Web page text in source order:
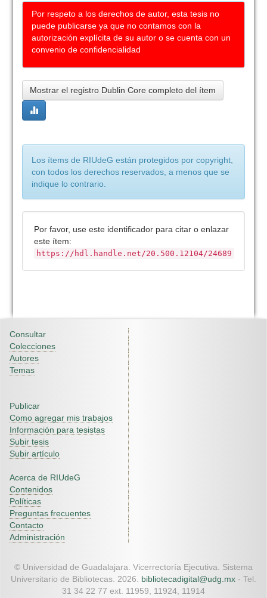
Por respeto a los derechos de autor, esta tesis no
puede publicarse ya que no contamos con la
autorización explícita de su autor o se cuenta con un
convenio de confidencialidad
Mostrar el registro Dublin Core completo del ítem
Los ítems de RIUdeG están protegidos por copyright,
con todos los derechos reservados, a menos que se
indique lo contrario.
Por favor, use este identificador para citar o enlazar
este ítem:
https://hdl.handle.net/20.500.12104/24689
Consultar
Colecciones
Autores
Temas
Publicar
Como agregar mis trabajos
Información para tesistas
Subir tesis
Subir artículo
Acerca de RIUdeG
Contenidos
Políticas
Preguntas frecuentes
Contacto
Administración
© Universidad de Guadalajara. Vicerrectoría Ejecutiva. Sistema
Universitario de Bibliotecas. 2026. bibliotecadigital@udg.mx - Tel.
31 34 22 77 ext. 11959, 11924, 11914